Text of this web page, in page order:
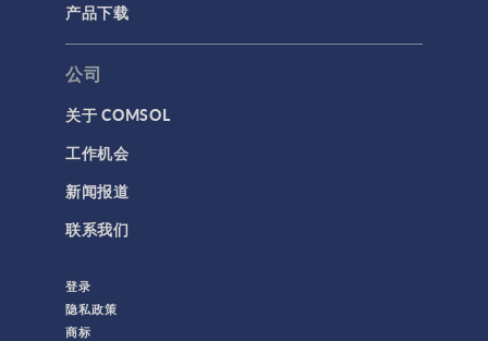
产品下载
公司
关于 COMSOL
工作机会
新闻报道
联系我们
登录
隐私政策
商标